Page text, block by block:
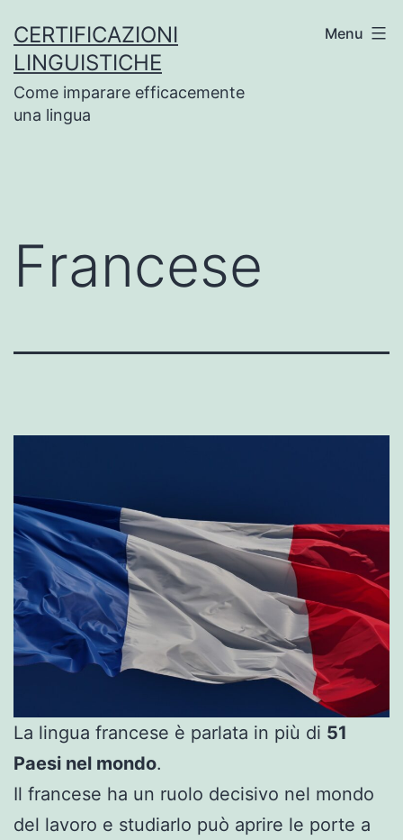
contenuto
CERTIFICAZIONI
LINGUISTICHE
Come imparare efficacemente
una lingua
Menu
Francese
La lingua francese è parlata in più di 51
Paesi nel mondo.
Il francese ha un ruolo decisivo nel mondo
del lavoro e studiarlo può aprire le porte a